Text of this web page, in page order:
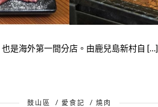
是海外第一間分店。由鹿兒島新村自 […]
鼓山區 / 愛食記 / 燒肉